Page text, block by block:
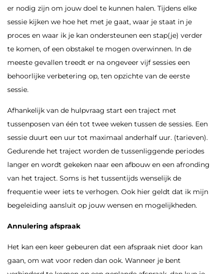
er nodig zijn om jouw doel te kunnen halen. Tijdens elke
sessie kijken we hoe het met je gaat, waar je staat in je
proces en waar ik je kan ondersteunen een stap(je) verder
te komen, of een obstakel te mogen overwinnen. In de
meeste gevallen treedt er na ongeveer vijf sessies een
behoorlijke verbetering op, ten opzichte van de eerste
sessie.
Afhankelijk van de hulpvraag start een traject met
tussenposen van één tot twee weken tussen de sessies. Een
sessie duurt een uur tot maximaal anderhalf uur. (tarieven).
Gedurende het traject worden de tussenliggende periodes
langer en wordt gekeken naar een afbouw en een afronding
van het traject. Soms is het tussentijds wenselijk de
frequentie weer iets te verhogen. Ook hier geldt dat ik mijn
begeleiding aansluit op jouw wensen en mogelijkheden.
Annulering afspraak
Het kan een keer gebeuren dat een afspraak niet door kan
gaan, om wat voor reden dan ook. Wanneer je bent